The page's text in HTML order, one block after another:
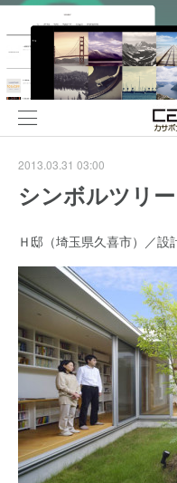
2013.03.31 03:00
シンボルツリ
Ｈ邸（埼玉県久喜市）／設